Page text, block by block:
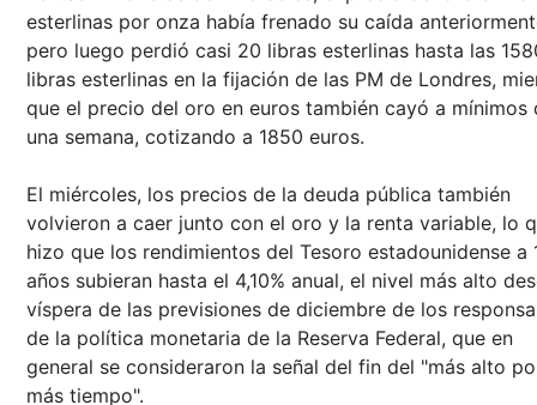
esterlinas por onza había frenado su caída
pero luego perdió casi 20 libras esterlinas hasta las
libras esterlinas en la fijación de las PM de Londres,
que el precio del oro en euros también cayó a mínimos
una semana, cotizando a 1850 euros.
El miércoles, los precios de la deuda pública también
volvieron a caer junto con el oro y la renta variable, lo
hizo que los rendimientos del Tesoro estadounidense a
años subieran hasta el 4,10% anual, el nivel más alto
víspera de las previsiones de diciembre de los
de la política monetaria de la Reserva Federal, que en
general se consideraron la señal del fin del "más alto
más tiempo".